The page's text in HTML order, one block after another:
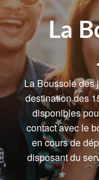
La
La Boussole des
destination des
disponibles
contact avec le
en cours de
disposant du